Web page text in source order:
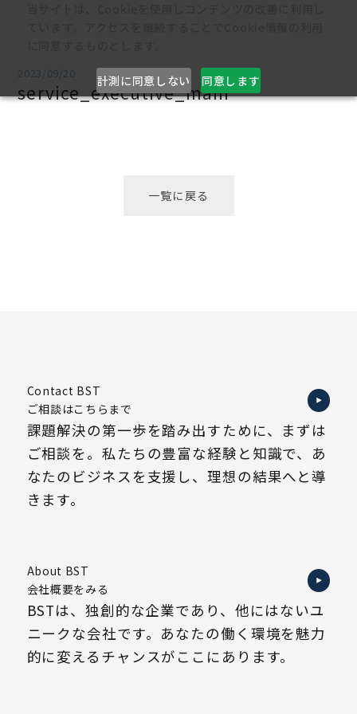
計測に同意しない 同意します
2023/09/20
service_executive_main
一覧に戻る
Contact BST
ご相談はこちらまで
課題解決の第一歩を踏み出すために、まずは
ご相談を。私たちの豊富な経験と知識で、あ
なたのビジネスを支援し、理想の結果へと導
きます。
About BST
会社概要をみる
BSTは、独創的な企業であり、他にはないユ
ニークな会社です。あなたの働く環境を魅力
的に変えるチャンスがここにあります。